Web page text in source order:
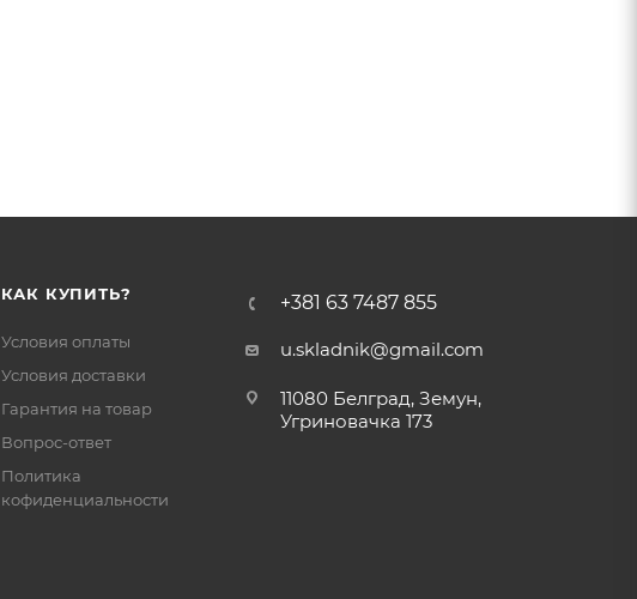
КАК КУПИТЬ?
Условия оплаты
Условия доставки
Гарантия на товар
Вопрос-ответ
Политика
кофиденциальности
+381 63 7487 855
u.skladnik@gmail.com
11080 Белград, Земун,
Угриновачка 173